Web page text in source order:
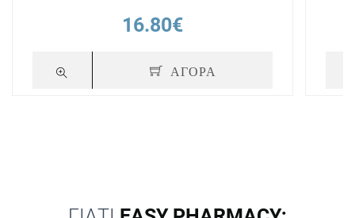
16.80€
ΑΓΟΡΑ